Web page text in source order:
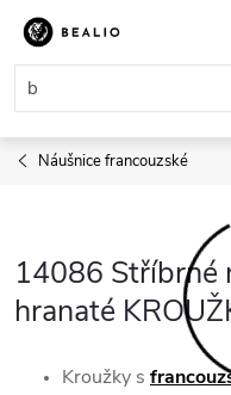
Přejít
obsah
Náušnice francouzské
14086 Stříbrné
hranaté
Kroužky s